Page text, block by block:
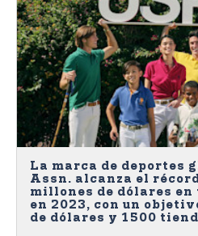
todo el mundo.
La marca de deportes
Assn. alcanza el
millones de dólares
en 2023, con un
de dólares y 1500